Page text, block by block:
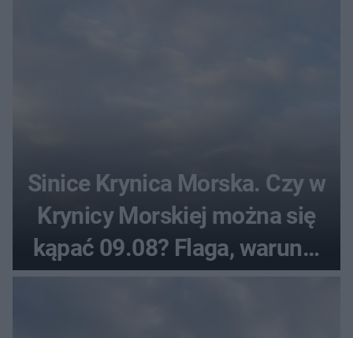
Sinice Krynica Morska. Czy w
Krynicy Morskiej można się
kąpać 09.08? Flaga, warunki